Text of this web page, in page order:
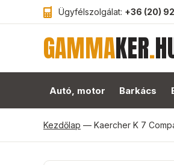
Ügyfélszolgálat: +36 (20)
GAMMAKER.
Autó, motor Barkács
Kezdőlap — Kaercher K 7